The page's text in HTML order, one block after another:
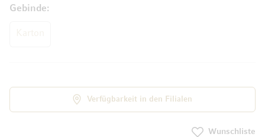
Gebinde
Verfügbarkeit in den Filialen
Wunschliste